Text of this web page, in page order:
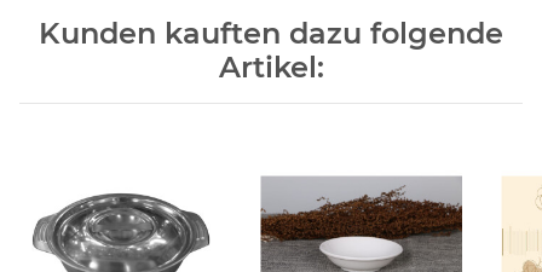
Kunden kauften dazu folgende
Artikel: